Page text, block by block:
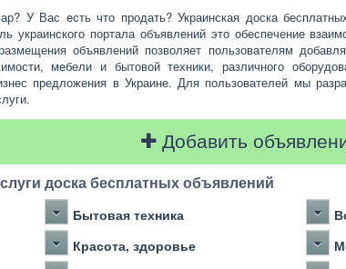
У Вас есть что продать? Украинская доска
украинского портала объявлений это обеспечение
объявлений позволяет пользователям
мебели и бытовой техники, различного
предложения в Украине. Для пользователей мы
Добавить
доска бесплатных объявлений
Бытовая техника
Красота, здоровье